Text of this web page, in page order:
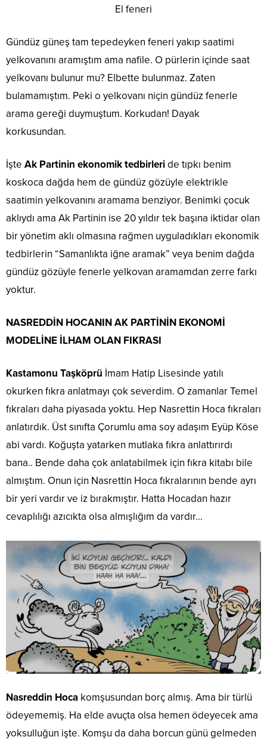
El feneri
Gündüz güneş tam tepedeyken feneri yakıp saatimi
yelkovanını aramıştım ama nafile. O pürlerin içinde saat
yelkovanı bulunur mu? Elbette bulunmaz. Zaten
bulamamıştım. Peki o yelkovanı niçin gündüz fenerle
arama gereği duymuştum. Korkudan! Dayak
korkusundan.
İşte Ak Partinin ekonomik tedbirleride tıpkı benim
koskoca dağda hem de gündüz gözüyle elektrikle
saatimin yelkovanını aramama benziyor. Benimki çocuk
aklıydı ama Ak Partinin ise 20 yıldır tek başına iktidar olan
bir yönetim aklı olmasına rağmen uyguladıkları ekonomik
tedbirlerin “Samanlıkta iğne aramak” veya benim dağda
gündüz gözüyle fenerle yelkovan aramamdan zerre farkı
yoktur.
NASREDDİN HOCANIN AK PARTİNİN EKONOMİ
MODELİNE İLHAM OLAN FIKRASI
Kastamonu Taşköprü İmam Hatip Lisesinde yatılı
okurken fıkra anlatmayı çok severdim. O zamanlar Temel
fıkraları daha piyasada yoktu. Hep Nasrettin Hoca fıkraları
anlatırdık. Üst sınıfta Çorumlu ama soy adaşım Eyüp Köse
abi vardı. Koğuşta yatarken mutlaka fıkra anlattırırdı
bana.. Bende daha çok anlatabilmek için fıkra kitabı bile
almıştım. Onun için Nasrettin Hoca fıkralarının bende ayrı
bir yeri vardır ve iz bırakmıştır. Hatta Hocadan hazır
cevaplılığı azıcıkta olsa almışlığım da vardır…
Nasreddin Hoca komşusundan borç almış. Ama bir türlü
ödeyememiş. Ha elde avuçta olsa hemen ödeyecek ama
yoksulluğun işte. Komşu da daha borcun günü gelmeden